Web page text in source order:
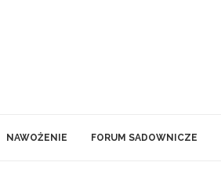
NAWOŻENIE FORUM SADOWNICZE